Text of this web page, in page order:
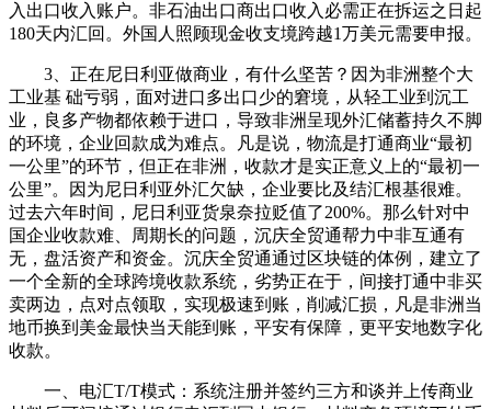
入出口收入账户。非石油出口商出口收入必需正在拆运之日起
180天内汇回。外国人照顾现金收支境跨越1万美元需要申报。
3、正在尼日利亚做商业，有什么坚苦？因为非洲整个大
工业基 础亏弱，面对进口多出口少的窘境，从轻工业到沉工
业，良多产物都依赖于进口，导致非洲呈现外汇储蓄持久不脚
的环境，企业回款成为难点。凡是说，物流是打通商业“最初
一公里”的环节，但正在非洲，收款才是实正意义上的“最初一
公里”。因为尼日利亚外汇欠缺，企业要比及结汇根基很难。
过去六年时间，尼日利亚货泉奈拉贬值了200%。那么针对中
国企业收款难、周期长的问题，沉庆全贸通帮力中非互通有
无，盘活资产和资金。沉庆全贸通通过区块链的体例，建立了
一个全新的全球跨境收款系统，劣势正在于，间接打通中非买
卖两边，点对点领取，实现极速到账，削减汇损，凡是非洲当
地币换到美金最快当天能到账，平安有保障，更平安地数字化
收款。
一、电汇T/T模式：系统注册并签约三方和谈并上传商业